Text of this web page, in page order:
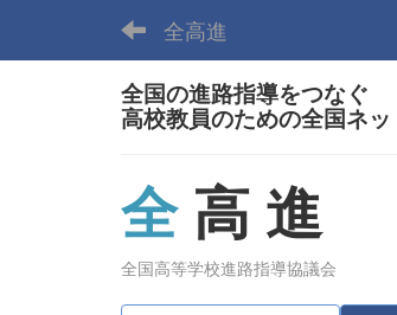
全高進
全国の進路指導をつなぐ
高校教員のための全国ネッ
全高 進
全国高等学校進路指導協議会